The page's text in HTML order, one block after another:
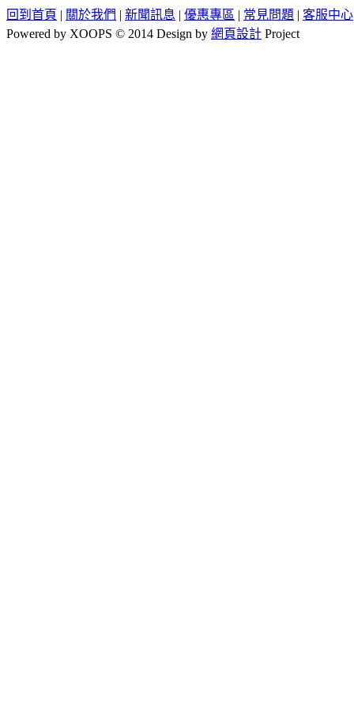
回到首頁 | 關於我們 | 新聞訊息 | 優惠專區 | 常見問題 | 客服中心
Powered by XOOPS © 2014 Design by 網頁設計 Project